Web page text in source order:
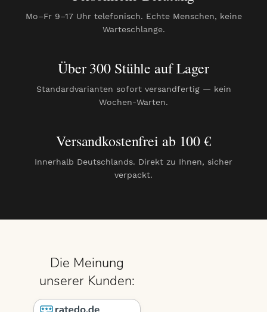
Mo–Fr 9–17 Uhr telefonisch. Echte Menschen, keine
Warteschlange.
Über 300 Stühle auf Lager
Standardvarianten sofort versandfertig — kein
Wochen-Warten.
Versandkostenfrei ab 100 €
Innerhalb Deutschlands. Direkt zu Ihnen, sicher
verpackt.